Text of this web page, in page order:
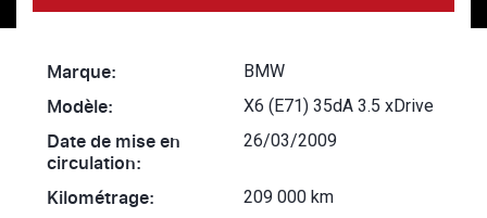
Marque: BMW
Modèle: X6 (E71) 35dA 3.5 xDrive
Date de mise en
circulation:
26/03/2009
Kilométrage: 209 000 km